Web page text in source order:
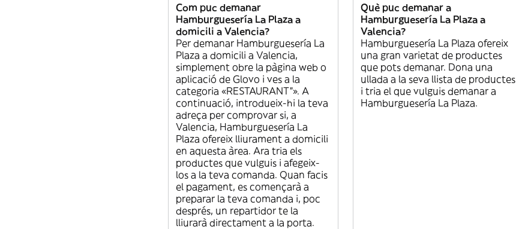
Com puc demanar
Hamburguesería La Plaza a
domicili a Valencia?
Per demanar Hamburguesería La
Plaza a domicili a Valencia,
simplement obre la pàgina web o
aplicació de Glovo i ves a la
categoria «RESTAURANT”». A
continuació, introdueix-hi la teva
adreça per comprovar si, a
Valencia, Hamburguesería La
Plaza ofereix lliurament a domicili
en aquesta àrea. Ara tria els
productes que vulguis i afegeix-
los a la teva comanda. Quan facis
el pagament, es començarà a
preparar la teva comanda i, poc
després, un repartidor te la
lliurarà directament a la porta.
Què puc demanar a
Hamburguesería La Plaza a
Valencia?
Hamburguesería La Plaza ofereix
una gran varietat de productes
que pots demanar. Dona una
ullada a la seva llista de productes
i tria el que vulguis demanar a
Hamburguesería La Plaza.